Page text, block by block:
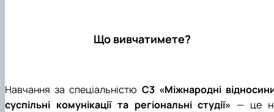
Що вивчатимете?
Навчання за спеціальністю С3 «Міжнародні
суспільні комунікації та регіональні студії» — це